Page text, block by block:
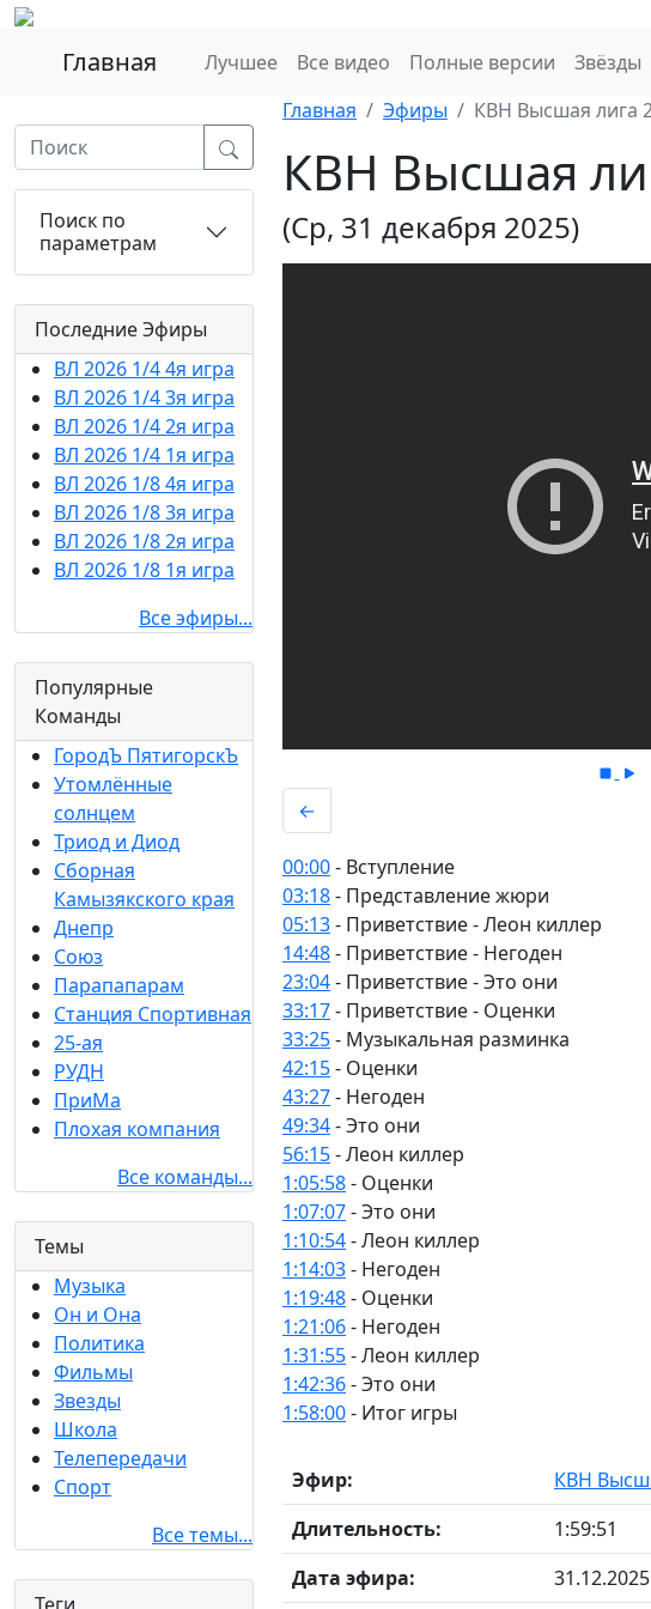
Главная Лучшее Все видео Полные версии Звёзды
Поиск по
параметрам
Последние Эфиры
ВЛ 2026 1/4 4я игра
ВЛ 2026 1/4 3я игра
ВЛ 2026 1/4 2я игра
ВЛ 2026 1/4 1я игра
ВЛ 2026 1/8 4я игра
ВЛ 2026 1/8 3я игра
ВЛ 2026 1/8 2я игра
ВЛ 2026 1/8 1я игра
Все эфиры...
Популярные
Команды
ГородЪ ПятигорскЪ
Утомлённые
солнцем
Триод и Диод
Сборная
Камызякского края
Днепр
Союз
Парапапарам
Станция Спортивная
25-ая
РУДН
ПриМа
Плохая компания
Все команды...
Темы
Музыка
Он и Она
Политика
Фильмы
Звезды
Школа
Телепередачи
Спорт
Все темы...
Главная Эфиры КВН Высшая лига
КВН Высшая
(Ср, 31 декабря 2025)
←
00:00- Вступление
03:18- Представление жюри
05:13- Приветствие - Леон киллер
14:48- Приветствие - Негоден
23:04- Приветствие - Это они
33:17- Приветствие - Оценки
33:25- Музыкальная разминка
42:15- Оценки
43:27- Негоден
49:34- Это они
56:15- Леон киллер
1:05:58- Оценки
1:07:07- Это они
1:10:54- Леон киллер
1:14:03- Негоден
1:19:48- Оценки
1:21:06- Негоден
1:31:55- Леон киллер
1:42:36- Это они
1:58:00- Итог игры
Эфир:
КВН
Длительность:
1:59:51
Дата эфира:
31.12.2025